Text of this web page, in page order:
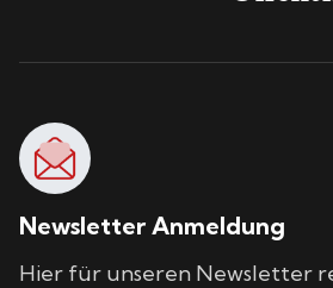
Newsletter Anmeldung
Hier für unseren Newsletter